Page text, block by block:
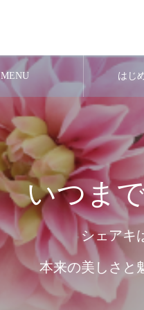
MENU はじ
いつま
シェアキ
本来の美しさと